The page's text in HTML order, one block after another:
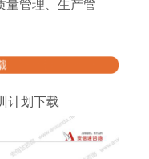
量管理、生产管
计划下载